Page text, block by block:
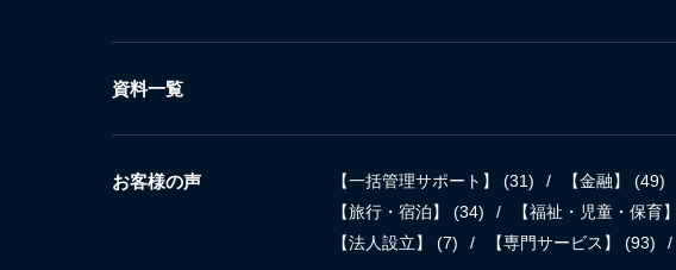
資料一覧
お客様の声 【一括管理サポート】 (31) 【金融】 (49)
【旅行・宿泊】 (34) 【福祉・児童・保育】
【法人設立】 (7) 【専門サービス】 (93)